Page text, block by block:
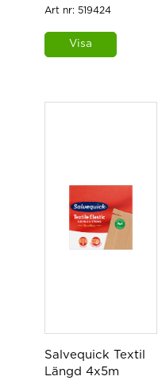
Art nr: 519424
Visa
Salvequick Textil
Längd 4x5m